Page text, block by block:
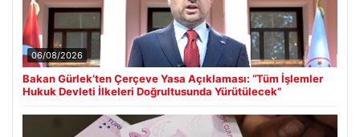
06/08/2026
Bakan Gürlek’ten Çerçeve Yasa Açıklaması: “Tüm İşlemler
Hukuk Devleti İlkeleri Doğrultusunda Yürütülecek”